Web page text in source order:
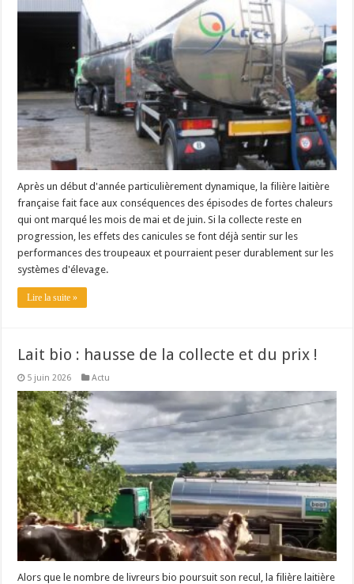
Les canicules freinent la collecte laitière
Après un début d'année particulièrement dynamique, la filière laitière
française fait face aux conséquences des épisodes de fortes chaleurs
qui ont marqué les mois de mai et de juin. Si la collecte reste en
progression, les effets des canicules se font déjà sentir sur les
performances des troupeaux et pourraient peser durablement sur les
systèmes d'élevage.
Lire la suite »
Lait bio : hausse de la collecte et du prix !
5 juin 2026 Actu
Alors que le nombre de livreurs bio poursuit son recul, la filière laitière